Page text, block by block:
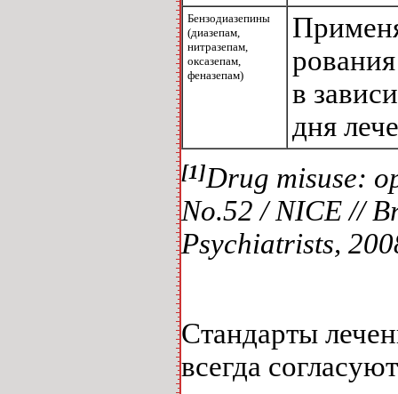
Бензодиазепины
(диазепам,
нитразепам,
оксазепам,
феназепам)
в
дня
[1]Drug misuse:
No.52 / NICE //
Psychiatrists,
Стандарты
всегда